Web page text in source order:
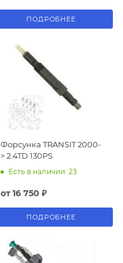
ПОДРОБНЕЕ
Форсунка TRANSIT 2000-
> 2.4TD 130PS
Есть в наличии: 23
от16 750 ₽
ПОДРОБНЕЕ